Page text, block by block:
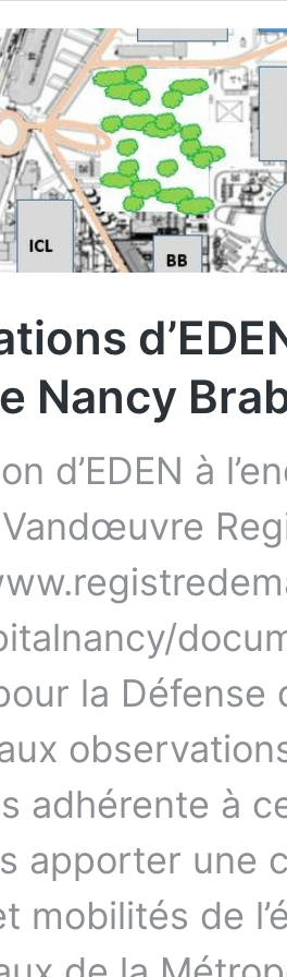
Nancy
d’EDEN à
la Défense
adhérente à
apporter une
mobilités de